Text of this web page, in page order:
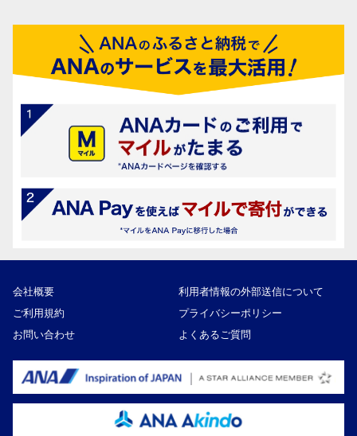
会社概要
利用者情報の外部送信について
ご利用規約
プライバシーポリシー
お問い合わせ
よくあるご質問